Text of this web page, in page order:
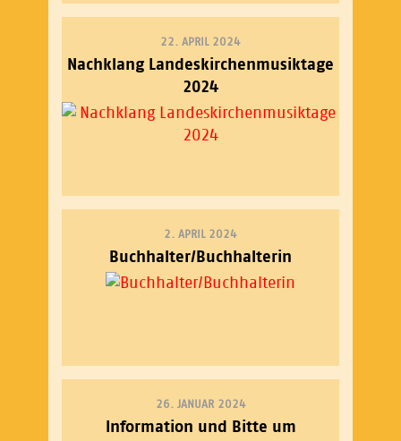
22. APRIL 2024
Nachklang Landeskirchenmusiktage
2024
2. APRIL 2024
Buchhalter/Buchhalterin
26. JANUAR 2024
Information und Bitte um